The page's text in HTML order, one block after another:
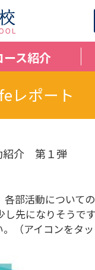
ース紹介
レポート
紹介 第１弾
部活動について
し先になりそうで
（アイコンをタ